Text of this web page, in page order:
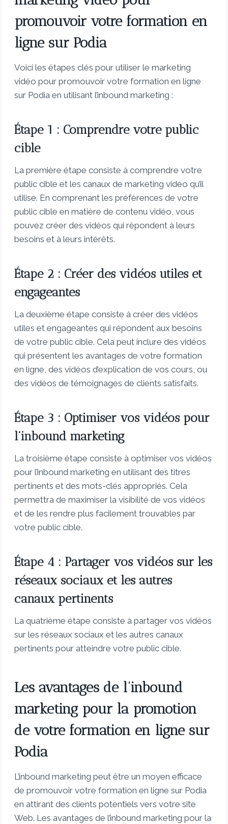
promouvoir votre formation en
ligne sur Podia
Voici les étapes clés pour utiliser le marketing
vidéo pour promouvoir votre formation en ligne
sur Podia en utilisant l’inbound marketing :
Étape 1 : Comprendre votre public
cible
La première étape consiste à comprendre votre
public cible et les canaux de marketing vidéo qu’il
utilise. En comprenant les préférences de votre
public cible en matière de contenu vidéo, vous
pouvez créer des vidéos qui répondent à leurs
besoins et à leurs intérêts.
Étape 2 : Créer des vidéos utiles et
engageantes
La deuxième étape consiste à créer des vidéos
utiles et engageantes qui répondent aux besoins
de votre public cible. Cela peut inclure des vidéos
qui présentent les avantages de votre formation
en ligne, des vidéos d’explication de vos cours, ou
des vidéos de témoignages de clients satisfaits.
Étape 3 : Optimiser vos vidéos pour
l’inbound marketing
La troisième étape consiste à optimiser vos vidéos
pour l’inbound marketing en utilisant des titres
pertinents et des mots-clés appropriés. Cela
permettra de maximiser la visibilité de vos vidéos
et de les rendre plus facilement trouvables par
votre public cible.
Étape 4 : Partager vos vidéos sur les
réseaux sociaux et les autres
canaux pertinents
La quatrième étape consiste à partager vos vidéos
sur les réseaux sociaux et les autres canaux
pertinents pour atteindre votre public cible.
Les avantages de l’inbound
marketing pour la promotion
de votre formation en ligne sur
Podia
L’inbound marketing peut être un moyen efficace
de promouvoir votre formation en ligne sur Podia
en attirant des clients potentiels vers votre site
Web. Les avantages de l’inbound marketing pour la